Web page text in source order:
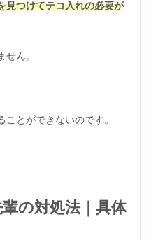
見つけてテコ入れの必要が
ん。
とができないのです。
の対処法｜具体